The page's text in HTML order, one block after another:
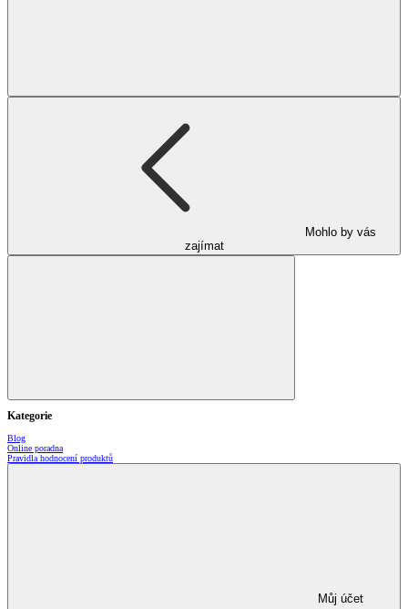
Mohlo by vás
zajímat
Kategorie
Blog
Online poradna
Pravidla hodnocení produktů
Můj účet